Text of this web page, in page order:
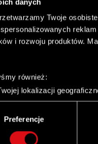
danych
Twoje
i rozwoju produktów.
również:
lokalizacji
aktywnie analizując
Twoje osobiste dane są
możesz zmienić lub
Preferencje
2026